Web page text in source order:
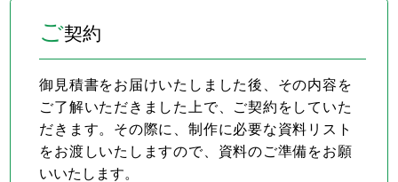
ご契約
御見積書をお届けいたしました後、その内容を
ご了解いただきました上で、ご契約をしていた
だきます。その際に、制作に必要な資料リスト
をお渡しいたしますので、資料のご準備をお願
いいたします。